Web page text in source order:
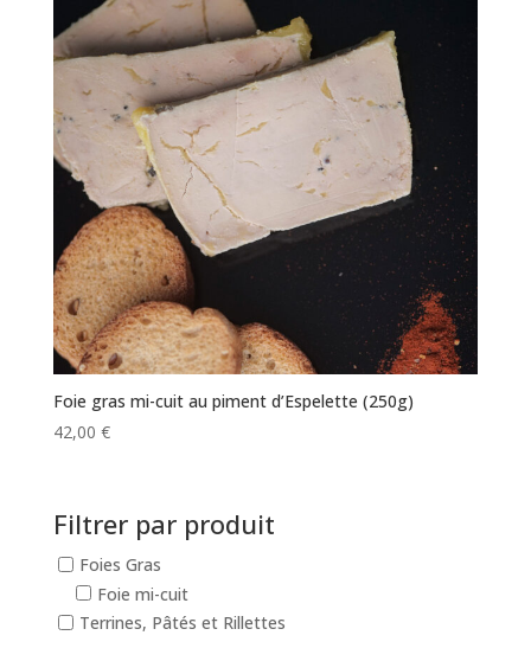
Foie gras mi-cuit au piment d’Espelette (250g)
42,00 €
Filtrer par produit
Foies Gras
Foie mi-cuit
Terrines, Pâtés et Rillettes